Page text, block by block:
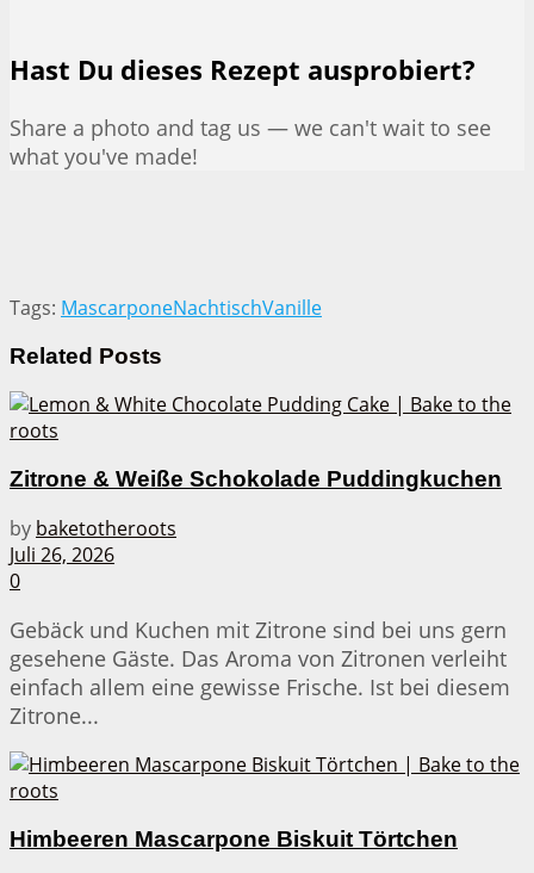
Hast Du dieses Rezept ausprobiert?
Share a photo and tag us — we can't wait to see
what you've made!
Tags: MascarponeNachtischVanille
Related Posts
Zitrone & Weiße Schokolade Puddingkuchen
by baketotheroots
Juli 26, 2026
0
Gebäck und Kuchen mit Zitrone sind bei uns gern
gesehene Gäste. Das Aroma von Zitronen verleiht
einfach allem eine gewisse Frische. Ist bei diesem
Zitrone...
Himbeeren Mascarpone Biskuit Törtchen